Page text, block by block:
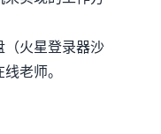
火星登录器沙
老师。